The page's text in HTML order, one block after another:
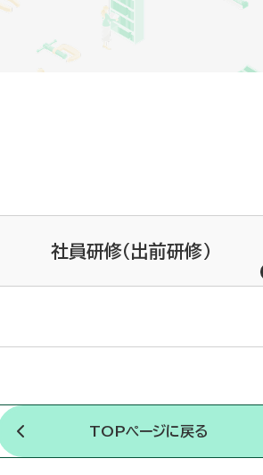
社員研修（出前研修）
TOPページに戻る